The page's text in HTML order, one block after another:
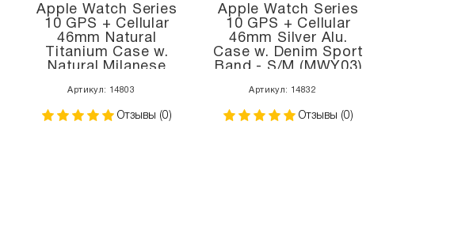
Apple Watch Series
10 GPS + Cellular
46mm Natural
Titanium Case w.
Natural Milanese
Артикул: 14803
Отзывы (0)
Apple Watch Series
10 GPS + Cellular
46mm Silver Alu.
Case w. Denim Sport
Band - S/M (MWY03)
Артикул: 14832
Отзывы (0)